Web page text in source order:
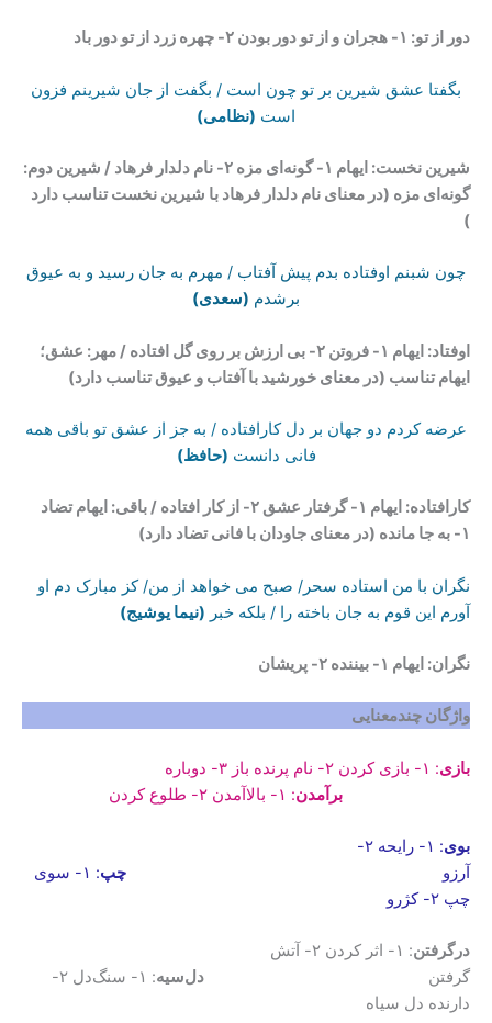
دور از تو: ۱- هجران و از تو دور بودن ۲- چهره زرد از تو دور باد
بگفتا عشق شیرین بر تو چون است / بگفت از جان شیرینم فزون
است (نظامی)
شیرین نخست: ایهام ۱- گونه‌‌ای مزه ۲- نام دلدار فرهاد / شیرین دوم:
گونه‌‌ای مزه (در معنای نام دلدار فرهاد با شیرین نخست تناسب دارد
)
چون شبنم اوفتاده بدم پیش آفتاب / مهرم به جان رسید و به عیوق
برشدم (سعدی)
اوفتاد: ایهام ۱- فروتن ۲- بی ارزش بر روی گل افتاده / مهر: عشق؛
ایهام تناسب (در معنای خورشید با آفتاب و عیوق تناسب دارد)
عرضه کردم دو جهان بر دل کارافتاده / به جز از عشق تو باقی همه
فانی دانست (حافظ)
کارافتاده: ایهام ۱- گرفتار عشق ۲- از کار افتاده / باقی: ایهام تضاد
۱- به جا مانده (در معنای جاودان با فانی تضاد دارد)
نگران با من استاده سحر/ صبح می خواهد از من/ کز مبارک دم او
آورم این قوم به جان باخته را / بلکه خبر (نیما یوشیج)
نگران: ایهام ۱- بیننده ۲- پریشان
واژگان چندمعنایی
بازی
: ۱- بازی کردن ۲- نام پرنده‌ باز ۳- دوباره
برآمدن: ۱- بالاآمدن ۲- طلوع کردن
بوی
: ۱- رایحه ۲-
آرزو چپ
: ۱- سوی
چپ ۲- کژرو
درگرفتن
: ۱- اثر کردن ۲- آتش
گرفتن دل‌سیه
: ۱- سنگ‌دل ۲-
دارنده دل سیاه